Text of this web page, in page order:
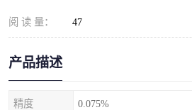
阅 读 量： 47
产品描述
精度 0.075%